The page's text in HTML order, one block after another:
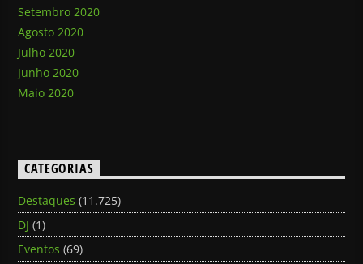
Setembro 2020
Agosto 2020
Julho 2020
Junho 2020
Maio 2020
CATEGORIAS
Destaques (11.725)
DJ (1)
Eventos (69)